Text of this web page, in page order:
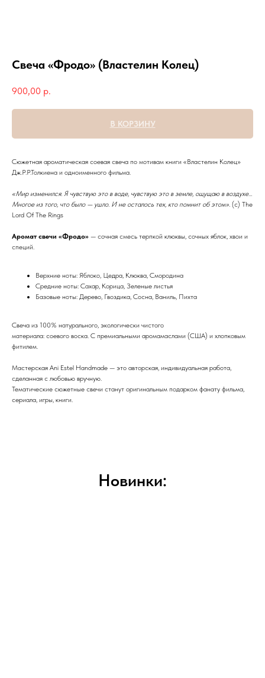
Свеча «Фродо» (Властелин Колец)
900,00 р.
В КОРЗИНУ
Сюжетная ароматическая соевая свеча по мотивам книги «Властелин Колец»
Дж.Р.Р.Толкиена и одноименного фильма.
«Мир изменился. Я чувствую это в воде, чувствую это в земле, ощущаю в воздухе…
Многое из того, что было — ушло. И не осталось тех, кто помнит об этом». (c) The
Lord Of The Rings
Аромат свечи «Фродо» — сочная смесь терпкой клюквы, сочных яблок, хвои и
специй.
Верхние ноты: Яблоко, Цедра, Клюква, Смородина
Средние ноты: Сахар, Корица, Зеленые листья
Базовые ноты: Дерево, Гвоздика, Сосна, Ваниль, Пихта
Свеча из 100% натурального, экологически чистого
материала: соевого воска. С премиальными аромамаслами (США) и хлопковым
фитилем.
Мастерская Ani Estel Handmade — это авторская, индивидуальная работа,
сделанная с любовью вручную.
Тематические сюжетные свечи станут оригинальным подарком фанату фильма,
сериала, игры, книги.
Новинки: